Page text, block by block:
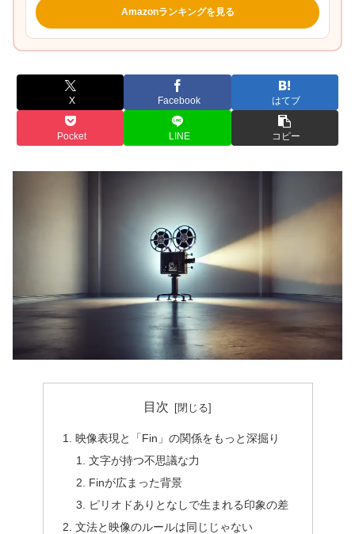
Amazonランキングを見る
X Facebook はてブ
Pocket LINE コピー
目次
映像表現と「Fin」の関係をもっと深掘り
文字が持つ不思議な力
Finが広まった背景
ピリオドありとなしで生まれる印象の差
文法と映像のルールは同じじゃない